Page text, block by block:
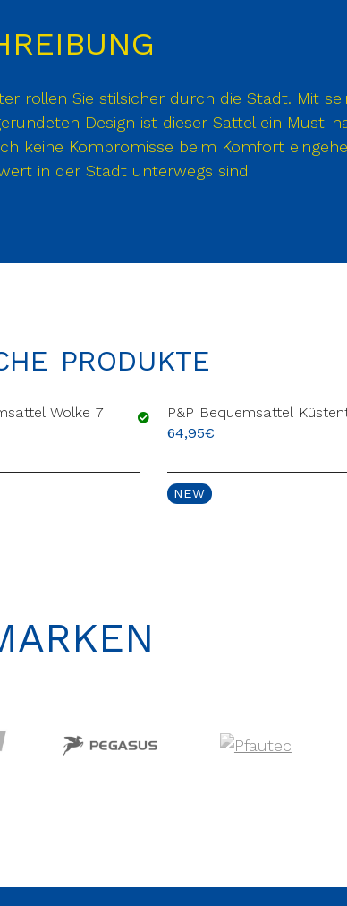
rollen Sie stilsicher durch die Stadt. Mit
Design ist dieser Sattel ein Must-
keine Kompromisse beim Komfort
in der Stadt unterwegs sind
PRODUKTE
Wolke 7
P&P Bequemsattel
64,95€
NEW